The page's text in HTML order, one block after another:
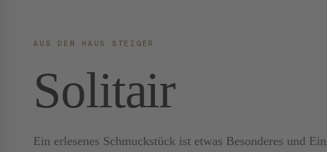
AUS DEM HAUS STEIGER
Solitair
Ein erlesenes Schmuckstück ist etwas Besonderes und